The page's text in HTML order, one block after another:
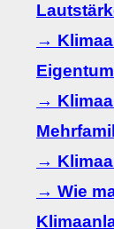
→
→
→
→ Wie